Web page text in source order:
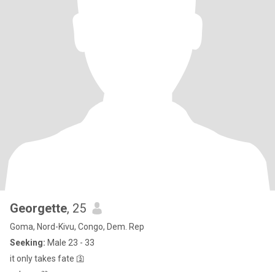
Georgette, 25
Goma, Nord-Kivu, Congo, Dem. Rep
Seeking: Male 23 - 33
it only takes fate 🛐